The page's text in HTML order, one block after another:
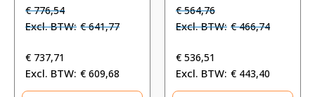
Oorspronkelijke
prijs
€ 776,54.
€776,54Huidige
prijs€641,77
€ 737,71
€ 609,68
Oorspronkelijke
prijs
€ 564,76.
€564,76Huidige
prijs€466,74
€ 536,51
€ 443,40